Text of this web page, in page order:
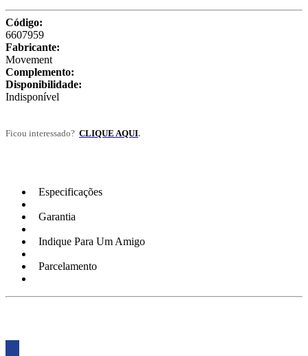
Código:
6607959
Fabricante:
Movement
Complemento:
Disponibilidade:
Indisponível
Ficou interessado? CLIQUE AQUI.
Especificações
Garantia
Indique Para Um Amigo
Parcelamento